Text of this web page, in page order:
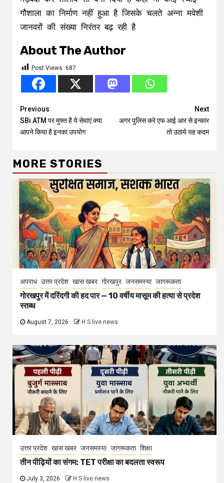
गौशाला का निर्माण नहीं हुआ है जिसके चलते अन्ना मवेशी
जानवरों की संख्या निरंतर बढ़ रही है
About The Author
Post Views: 687
Continue
Reading
Previous
SBi ATM पर मुफ्त है ये सेवाएं क्या
आपने किया है इनका उपयोग
Next
अगर पुलिस करे एफ आई आर से इन्कार
तो उठाये यह कदम
MORE STORIES
अपराध उत्तर प्रदेश खास खबर गोरखपुर जनसमस्या जागरूकता
गोरखपुर में दरिंदगी की हद पार — 10 वर्षीय मासूम की हत्या से प्रदेश
स्तब्ध
August 7, 2026 H S live news
उत्तर प्रदेश खास खबर जनसमस्या जागरूकता शिक्षा
तीन पीढ़ियों का संगम: TET परीक्षा का बदलता स्वरूप
July 3, 2026 H S live news